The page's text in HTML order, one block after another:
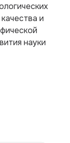
и
науки